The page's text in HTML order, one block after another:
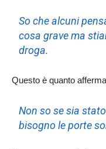
So che alcuni
cosa grave ma
droga.
Questo è quanto
Non so se sia
bisogno le porte